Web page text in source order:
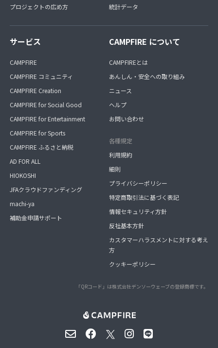
プロジェクトの広め方
統計データ
サービス
CAMPFIRE
CAMPFIRE コミュニティ
CAMPFIRE Creation
CAMPFIRE for Social Good
CAMPFIRE for Entertainment
CAMPFIRE for Sports
CAMPFIRE ふるさと納税
AD FOR ALL
HIOKOSHI
JFAクラウドファンディング
machi-ya
補助金申請サポート
CAMPFIRE について
CAMPFIREとは
あんしん・安全への取り組み
ニュース
ヘルプ
お問い合わせ
各種規定
利用規約
細則
プライバシーポリシー
特定商取引法に基づく表記
情報セキュリティ方針
反社基本方針
カスタマーハラスメントに対する考え
方
クッキーポリシー
「QRコード」は株式会社デンソーウェーブの登録商標です。